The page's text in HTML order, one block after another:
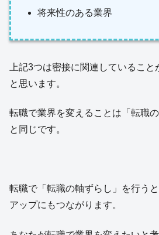
将来性のある業界
上記3つは密接に関連しているこ
と思います。
転職で業界を変えることは「転職
と同じです。
転職で「転職の軸ずらし」を行う
アップにもつながります。